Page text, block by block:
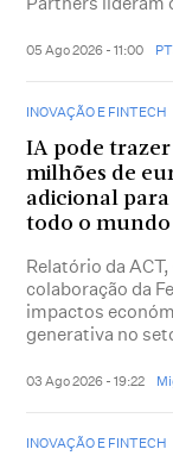
05 Ago 2026 - 11:00
INOVAÇÃO E FINTECH
IA pode
milhões de
adicional para
todo o mundo
Relatório da
colaboração da
impactos
generativa no
03 Ago 2026 - 19:22
INOVAÇÃO E FINTECH